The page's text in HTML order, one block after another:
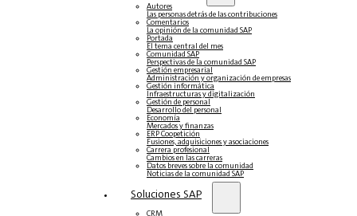
Autores
Las personas detrás de las contribuciones
Comentarios
La opinión de la comunidad SAP
Portada
El tema central del mes
Comunidad SAP
Perspectivas de la comunidad SAP
Gestión empresarial
Administración y organización de empresas
Gestión informática
Infraestructuras y digitalización
Gestión de personal
Desarrollo del personal
Economía
Mercados y finanzas
ERP Coopetición
Fusiones, adquisiciones y asociaciones
Carrera profesional
Cambios en las carreras
Datos breves sobre la comunidad
Noticias de la comunidad SAP
Soluciones‎‎ SAP
CRM